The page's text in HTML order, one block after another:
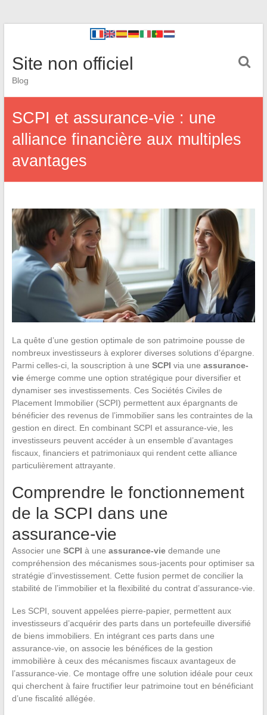
Site non officiel
Blog
SCPI et assurance-vie : une
alliance financière aux multiples
avantages
La quête d’une gestion optimale de son patrimoine pousse de
nombreux investisseurs à explorer diverses solutions d’épargne.
Parmi celles-ci, la souscription à une SCPI via une assurance-
vieémerge comme une option stratégique pour diversifier et
dynamiser ses investissements. Ces Sociétés Civiles de
Placement Immobilier (SCPI) permettent aux épargnants de
bénéficier des revenus de l’immobilier sans les contraintes de la
gestion en direct. En combinant SCPI et assurance-vie, les
investisseurs peuvent accéder à un ensemble d’avantages
fiscaux, financiers et patrimoniaux qui rendent cette alliance
particulièrement attrayante.
Comprendre le fonctionnement
de la SCPI dans une
assurance-vie
Associer une SCPI à une assurance-viedemande une
compréhension des mécanismes sous-jacents pour optimiser sa
stratégie d’investissement. Cette fusion permet de concilier la
stabilité de l’immobilier et la flexibilité du contrat d’assurance-vie.
Les SCPI, souvent appelées pierre-papier, permettent aux
investisseurs d’acquérir des parts dans un portefeuille diversifié
de biens immobiliers. En intégrant ces parts dans une
assurance-vie, on associe les bénéfices de la gestion
immobilière à ceux des mécanismes fiscaux avantageux de
l’assurance-vie. Ce montage offre une solution idéale pour ceux
qui cherchent à faire fructifier leur patrimoine tout en bénéficiant
d’une fiscalité allégée.